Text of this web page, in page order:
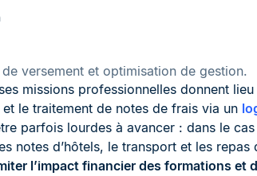
versement et optimisation de gestion.
missions professionnelles donnent lieu
le traitement de notes de frais via un
parfois lourdes à avancer : dans le
notes d’hôtels, le transport et les repas
l’impact financier des formations et